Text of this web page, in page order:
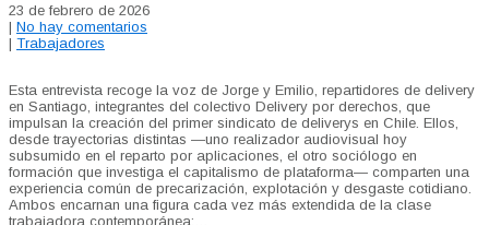
23 de febrero de 2026
| No hay comentarios
| Trabajadores
Esta entrevista recoge la voz de Jorge y Emilio, repartidores de delivery
en Santiago, integrantes del colectivo Delivery por derechos, que
impulsan la creación del primer sindicato de deliverys en Chile. Ellos,
desde trayectorias distintas —uno realizador audiovisual hoy
subsumido en el reparto por aplicaciones, el otro sociólogo en
formación que investiga el capitalismo de plataforma— comparten una
experiencia común de precarización, explotación y desgaste cotidiano.
Ambos encarnan una figura cada vez más extendida de la clase
trabajadora contemporánea:…